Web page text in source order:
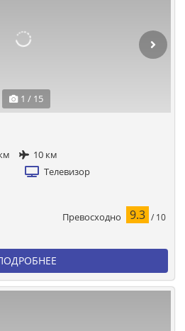
1 / 15
10 км
Телевизор
Превосходно 9.3 / 10